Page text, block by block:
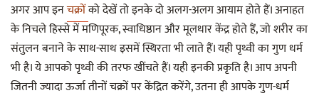
अगर आप इनचक्रोंको देखें तो इनके दो अलग-अलग आयाम होते हैं। अनाहत
के निचले हिस्से में मणिपूरक, स्वाधिष्ठान और मूलधार केंद्र होते हैं, जो शरीर का
संतुलन बनाने के साथ-साथ इसमें स्थिरता भी लाते हैं। यही पृथ्वी का गुण धर्म
भी है। ये आपको पृथ्वी की तरफ खींचते हैं। यही इनकी प्रकृति है। आप अपनी
जितनी ज्यादा ऊर्जा तीनों चक्रों पर केंद्रित करेंगे, उतना ही आपके गुण-धर्म